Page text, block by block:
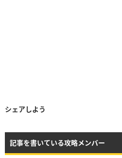
シェアしよう
記事を書いている攻略メンバー